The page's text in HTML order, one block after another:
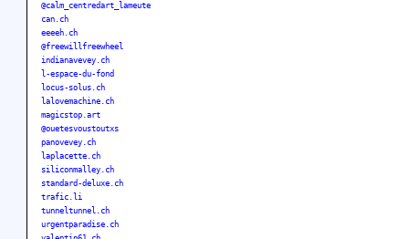
@calm_centredart_lameute
can.ch
eeeeh.ch
@freewillfreewheel
indianavevey.ch
l-espace-du-fond
locus-solus.ch
lalovemachine.ch
magicstop.art
@ouetesvoustoutxs
panovevey.ch
laplacette.ch
siliconmalley.ch
standard-deluxe.ch
trafic.li
tunneltunnel.ch
urgentparadise.ch